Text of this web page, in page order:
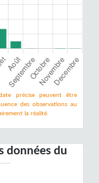
précise peuvent être
des observations au
la réalité.
données du